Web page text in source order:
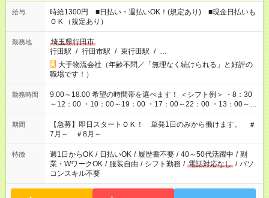
給与
時給1300円 ■日払い・週払いOK！(規定あり) ■現金日払いも
ＯＫ（規定あり）
勤務地
埼玉県行田市
行田駅 / 行田市駅 / 東行田駅 / …
大手物流会社（年齢不問／「無理なく続けられる」と好評の
職場です！）
勤務時間
9:00～18:00 希望の時間帯を選べます！ ＜シフト例＞ ・8：30
～12：00 ・10：00～19：00 ・17：00～22：00 ・13：00～
22：00 ・22：00～翌6：00 など
期間
【急募】即日スタートＯＫ！ 単発1日のみから働けます。 ＃
7月～ ＃8月～
特徴 週1日からOK / 日払いOK / 履歴書不要 / 40～50代活躍中 / 副
業・WワークOK / 服装自由 / シフト勤務 / 電話対応なし / パソ
コンスキル不要